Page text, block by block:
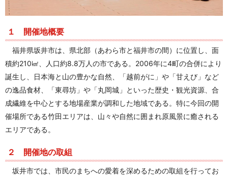
１ 開催地概要
福井県坂井市は、県北部（あわら市と福井市の間）に位置し、面
積約210㎢、人口約8.8万人の市である。2006年に4町の合併により
誕生し、日本海と山の豊かな自然、「越前がに」や「甘えび」など
の逸品食材、「東尋坊」や「丸岡城」といった歴史・観光資源、合
成繊維を中心とする地場産業が調和した地域である。特に今回の開
催場所である竹田エリアは、山々や自然に囲まれ原風景に癒される
エリアである。
２ 開催地の取組
坂井市では、市民のまちへの愛着を深めるための取組を行ってお